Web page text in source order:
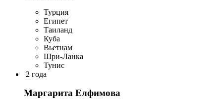
Турция
Египет
Таиланд
Куба
Вьетнам
Шри-Ланка
Тунис
2 года
Маргарита Елфимова